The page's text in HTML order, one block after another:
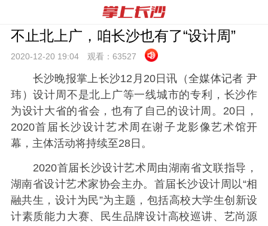
不止北上广，咱长沙也有了“设计周”
2020-12-20 19:04 观看： 63527
长沙晚报掌上长沙12月20日讯（全媒体记者 尹
玮）设计周不是北上广等一线城市的专利，长沙作
为设计大省的省会，也有了自己的设计周。20日，
2020首届长沙设计艺术周在谢子龙影像艺术馆开
幕，主体活动将持续至28日。
2020首届长沙设计艺术周由湖南省文联指导，
湖南省设计艺术家协会主办。首届长沙设计周以“相
融共生，设计为民”为主题，包括高校大学生创新设
计素质能力大赛、民生品牌设计高校巡讲、艺尚源